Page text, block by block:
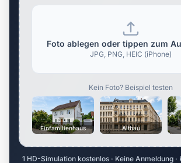
Foto ablegen oder tippen zum
JPG, PNG, HEIC (iPhone)
Kein Foto? Beispiel testen
Einfamilienhaus Altbau
1 HD-Simulation kostenlos · Keine Anmeldung ·